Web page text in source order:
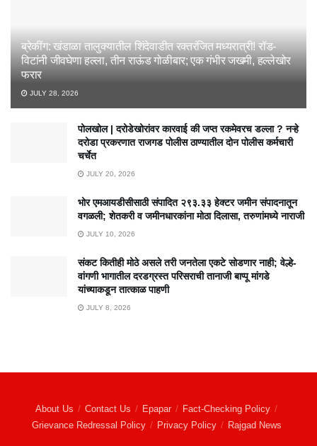
ब्रेकींग: खंडाळा तालुक्यातील शिंदेवाडीत रक्तरंजित मध्यरात्री! रॉड-
विटांनी जीवघेणा हल्ला, तीन राऊंड गोळीबार; एक गंभीर जखमी, हल्लेखोर
फरार
JULY 28, 2026
पोलखोल | दरोडेखोरांवर कारवाई की जप्त रकमेवरच डल्ला ? नऱ्हे
दरोडा प्रकरणात राजगड पोलीस ठाण्यातील दोन पोलीस कर्मचारी
चर्चेत
JULY 20, 2026
भोर एमआयडीसीसाठी संपादित २९३.३३ हेक्टर जमीन संपादनातून
वगळली; शेतकरी व जमीनधारकांना मोठा दिलासा, तरुणांमध्ये नाराजी
JULY 10, 2026
संकट कितीही मोठे असले तरी जनतेला एकटे सोडणार नाही; वेल्हे-
वांगणी भागातील दरडग्रस्त परिसराची तानाजी बाप्पू मांगडे
यांच्याकडून तात्काळ पाहणी
JULY 8, 2026
About Us Contact Us Epapar
Fact-Checking Policy
Grievance Redressal Policy
Privacy Policy Rajgad News